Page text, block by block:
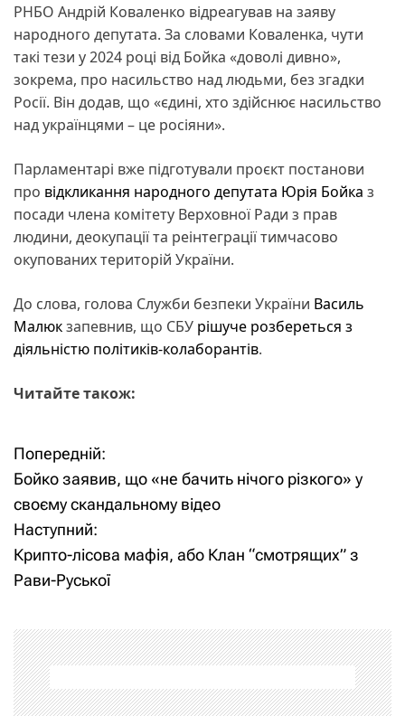
РНБО Андрій Коваленко відреагував на заяву
народного депутата. За словами Коваленка, чути
такі тези у 2024 році від Бойка «доволі дивно»,
зокрема, про насильство над людьми, без згадки
Росії. Він додав, що «єдині, хто здійснює насильство
над українцями – це росіяни».
Парламентарі вже підготували проєкт постанови
про відкликання народного депутата Юрія Бойка з
посади члена комітету Верховної Ради з прав
людини, деокупації та реінтеграції тимчасово
окупованих територій України.
До слова, голова Служби безпеки України Василь
Малюкзапевнив, що СБУ рішуче розбереться з
діяльністю політиків-колаборантів.
Читайте також:
Н
а
в
і
а
ц
Попередній:
Бойко заявив, що «не бачить нічого різкого» у
своєму скандальному відео
Наступний:
Крипто-лісова мафія, або Клан “смотрящих” з
Рави-Руської